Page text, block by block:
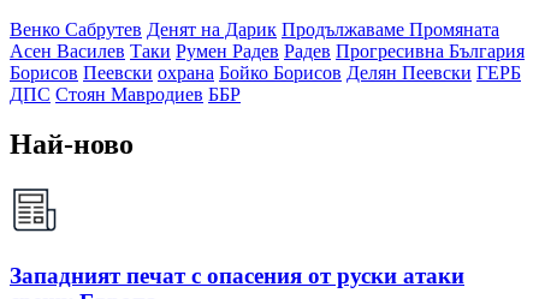
Венко Сабрутев Денят на Дарик Продължаваме Промяната
Асен Василев Таки Румен Радев Радев Прогресивна България
Борисов Пеевски охрана Бойко Борисов Делян Пеевски ГЕРБ
ДПС Стоян Мавродиев ББР
Най-ново
Западният печат с опасения от руски атаки